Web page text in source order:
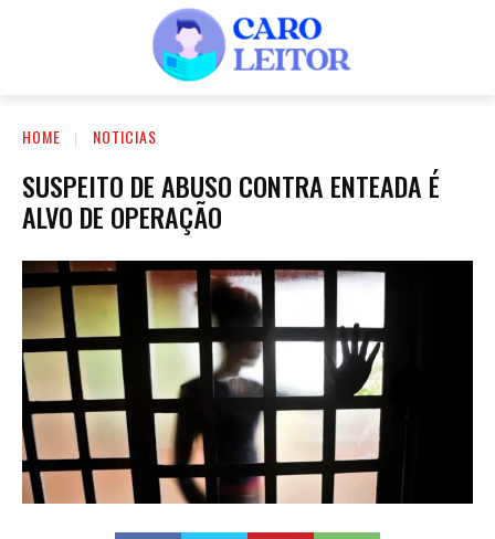
HOME NOTICIAS
SUSPEITO DE ABUSO CONTRA ENTEADA É
ALVO DE OPERAÇÃO